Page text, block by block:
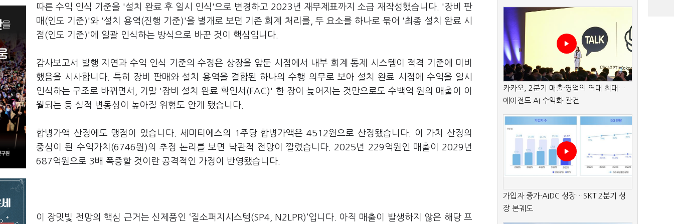
따른 수익 인식 기준을 '설치 완료 후 일시 인식'으로 변경하고 2023년 재무제표까지 소급 재작성했습니다. '장비 판
매(인도 기준)'와 '설치 용역(진행 기준)'을 별개로 보던 기존 회계 처리를, 두 요소를 하나로 묶어 '최종 설치 완료 시
점(인도 기준)'에 일괄 인식하는 방식으로 바꾼 것이 핵심입니다.
감사보고서 발행 지연과 수익 인식 기준의 수정은 상장을 앞둔 시점에서 내부 회계 통제 시스템이 적격 기준에 미비
했음을 시사합니다. 특히 장비 판매와 설치 용역을 결합된 하나의 수행 의무로 보아 설치 완료 시점에 수익을 일시
인식하는 구조로 바뀌면서, 기말 '장비 설치 완료 확인서(FAC)' 한 장이 늦어지는 것만으로도 수백억 원의 매출이 이
월되는 등 실적 변동성이 높아질 위험도 안게 됐습니다.
합병가액 산정에도 맹점이 있습니다. 세미티에스의 1주당 합병가액은 4512원으로 산정됐습니다. 이 가치 산정의
중심이 된 수익가치(6746원)의 추정 논리를 보면 낙관적 전망이 깔렸습니다. 2025년 229억원인 매출이 2029년
687억원으로 3배 폭증할 것이란 공격적인 가정이 반영됐습니다.
이 장밋빛 전망의 핵심 근거는 신제품인 ‘질소퍼지시스템(SP4, N2LPR)’입니다. 아직 매출이 발생하지 않은 해당 프
카카오, 2분기 매출·영업익 역대 최대…
에이전트 AI 수익화 관건
가입자 증가·AIDC 성장…SKT 2분기 성
장 본궤도